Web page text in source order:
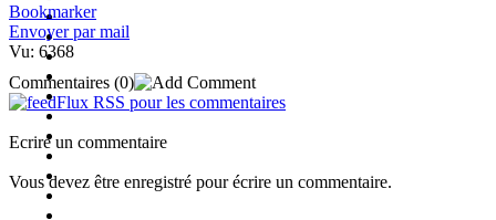
Bookmarker
Envoyer par mail
Vu: 6368
Commentaires (0)
Flux RSS pour les commentaires
Ecrire un commentaire
Vous devez être enregistré pour écrire un commentaire.